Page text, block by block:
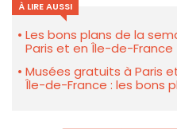
À LIRE AUSSI
Les bons plans de la
Paris et en Île-de-France
Musées gratuits à Paris
Île-de-France : les bons